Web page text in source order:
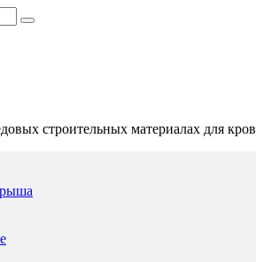
строительных материалах для